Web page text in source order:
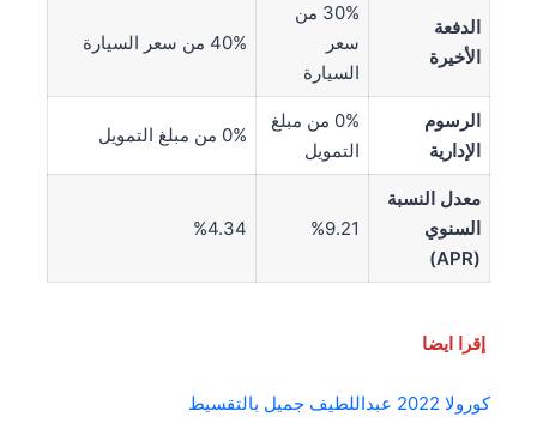
الدفعة
الأخيرة
30% من
سعر
السيارة
40% من سعر السيارة
الرسوم
الإدارية
0% من مبلغ
التمويل
0% من مبلغ التمويل
معدل النسبة
السنوي
(APR)
%9.21
%4.34
إقرا ايضا
كورولا 2022 عبداللطيف جميل بالتقسيط